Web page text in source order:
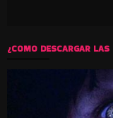
¿COMO DESCARGAR